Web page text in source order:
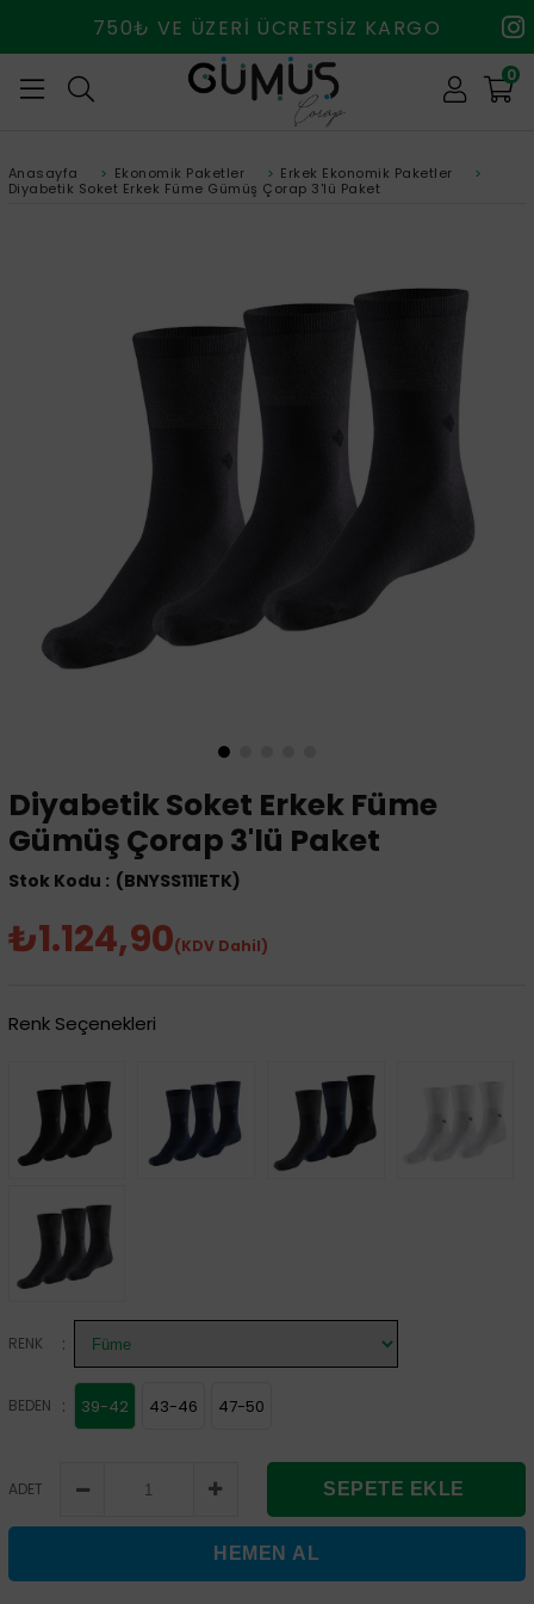
750₺ VE ÜZERİ ÜCRETSİZ KARGO
0
Anasayfa > Ekonomik Paketler > Erkek Ekonomik Paketler
>
Diyabetik Soket Erkek Füme Gümüş Çorap 3'lü Paket
Diyabetik Soket Erkek Füme
Gümüş Çorap 3'lü Paket
(BNYSS111ETK)
₺1.124,90(KDV Dahil)
Renk Seçenekleri
RENK :
BEDEN : 39-42 43-46 47-50
ADET